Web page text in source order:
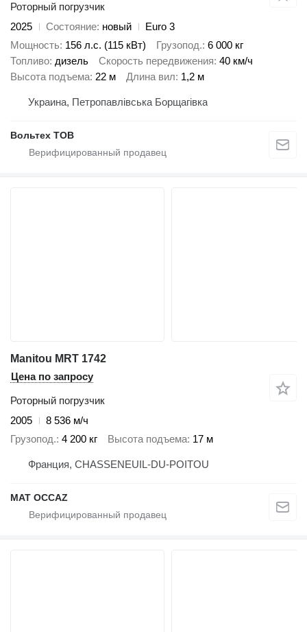
Роторный погрузчик
2025
Состояние новый
Euro 3
Мощность 156 л.с. (115 кВт) Грузопод. 6 000 кг
Топливо дизель Скорость передвижения 40 км/ч
Высота подъема 22 м Длина вил 1,2 м
Украина, Петропавлівська Борщагівка
Вольтех ТОВ
Manitou MRT 1742
Цена по запросу
Роторный погрузчик
2005
8 536 м/ч
Грузопод. 4 200 кг Высота подъема 17 м
Франция, CHASSENEUIL-DU-POITOU
MAT OCCAZ